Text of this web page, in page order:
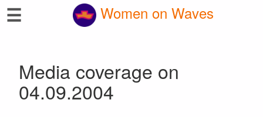
☰ Women on Waves
Media coverage on
04.09.2004